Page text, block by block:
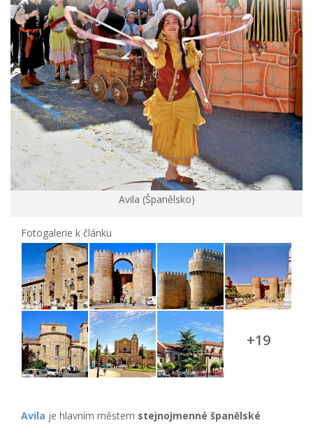
Avila (Španělsko)
Fotogalerie k článku
+19
Avila je hlavním městem stejnojmenné španělské